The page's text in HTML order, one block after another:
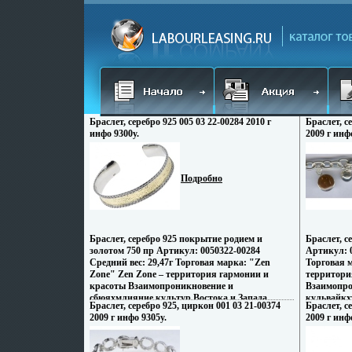
Браслет, серебро 925 005 03 22-00284 2010 г
инфо 9300y.
Подробно
Браслет, серебро 925 покрытие родием и
золотом 750 пр Артикул: 0050322-00284
Средний вес: 29,47г Торговая марка: "Zen
Zone" Zen Zone – территория гармонии и
красоты Взаимопроникновение и
сбюяхмлияние культур Востока и Запада,
сочетание контрастов и противоположностей
Настроения неонового Токио, обаяние
французских кофеин, безудержная роскошь
индийских дворцов, романтика коралловых
Браслет, серебро 925, циркон 001 03 21-00374
2009 г инфо 9305y.
Браслет,
2009 г
Браслет,
Артикул:
Торговая
Браслет,
2009 г